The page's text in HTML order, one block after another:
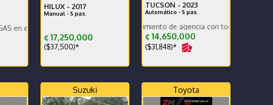
estado Precio negociable
HILUX - 2017
Manual - 5 pas.
¢ 17,250,000
($37,500)*
TUCSON - 2023
Automático - 5 pas.
Único dueño mantenimiento de agencia con todas las
¢ 14,650,000
($31,848)*
Suzuki Toyota